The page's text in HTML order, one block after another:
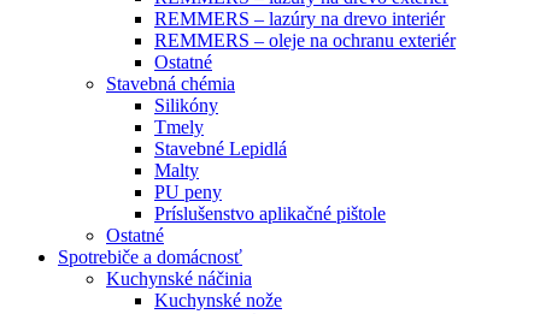
REMMERS – lazúry na drevo interiér
REMMERS – oleje na ochranu exteriér
Ostatné
Stavebná chémia
Silikóny
Tmely
Stavebné Lepidlá
Malty
PU peny
Príslušenstvo aplikačné pištole
Ostatné
Spotrebiče a domácnosť
Kuchynské náčinia
Kuchynské nože